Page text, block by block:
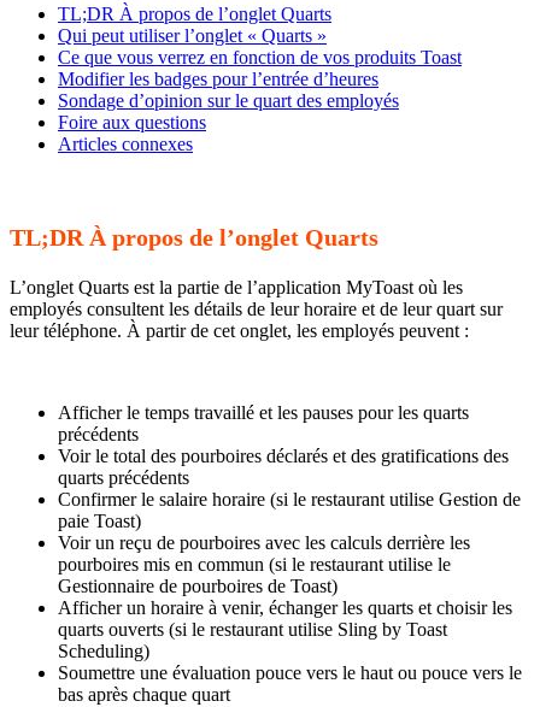
TL;DR À propos de l’onglet Quarts
Qui peut utiliser l’onglet « Quarts »
Ce que vous verrez en fonction de vos produits Toast
Modifier les badges pour l’entrée d’heures
Sondage d’opinion sur le quart des employés
Foire aux questions
Articles connexes
TL;DR À propos de l’onglet Quarts
L’onglet Quarts est la partie de l’application MyToast où les
employés consultent les détails de leur horaire et de leur quart sur
leur téléphone. À partir de cet onglet, les employés peuvent :
Afficher le temps travaillé et les pauses pour les quarts
précédents
Voir le total des pourboires déclarés et des gratifications des
quarts précédents
Confirmer le salaire horaire (si le restaurant utilise Gestion de
paie Toast)
Voir un reçu de pourboires avec les calculs derrière les
pourboires mis en commun (si le restaurant utilise le
Gestionnaire de pourboires de Toast)
Afficher un horaire à venir, échanger les quarts et choisir les
quarts ouverts (si le restaurant utilise Sling by Toast
Scheduling)
Soumettre une évaluation pouce vers le haut ou pouce vers le
bas après chaque quart